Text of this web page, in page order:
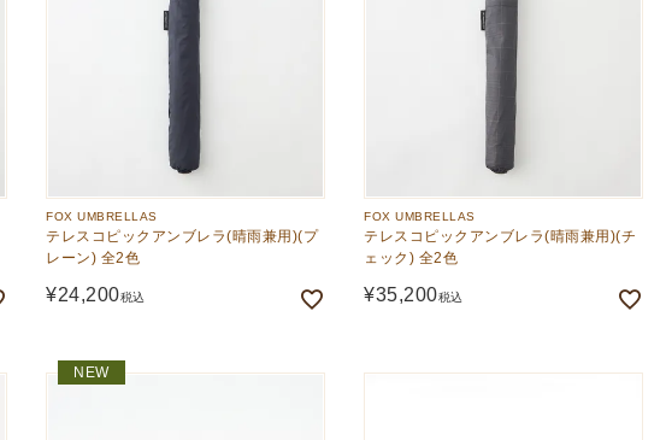
FOX UMBRELLAS
テレスコピックアンブレラ(晴雨兼用)(プ
レーン) 全2色
¥24,200税込
FOX UMBRELLAS
テレスコピックアンブレラ(晴雨兼用)(チ
ェック) 全2色
¥35,200税込
NEW